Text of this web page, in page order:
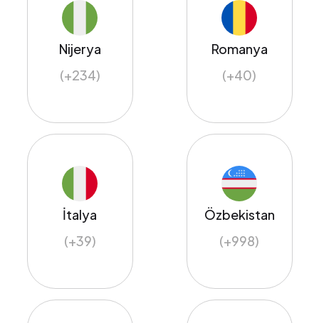
Nijerya
(+234)
Romanya
(+40)
İtalya
(+39)
Özbekistan
(+998)